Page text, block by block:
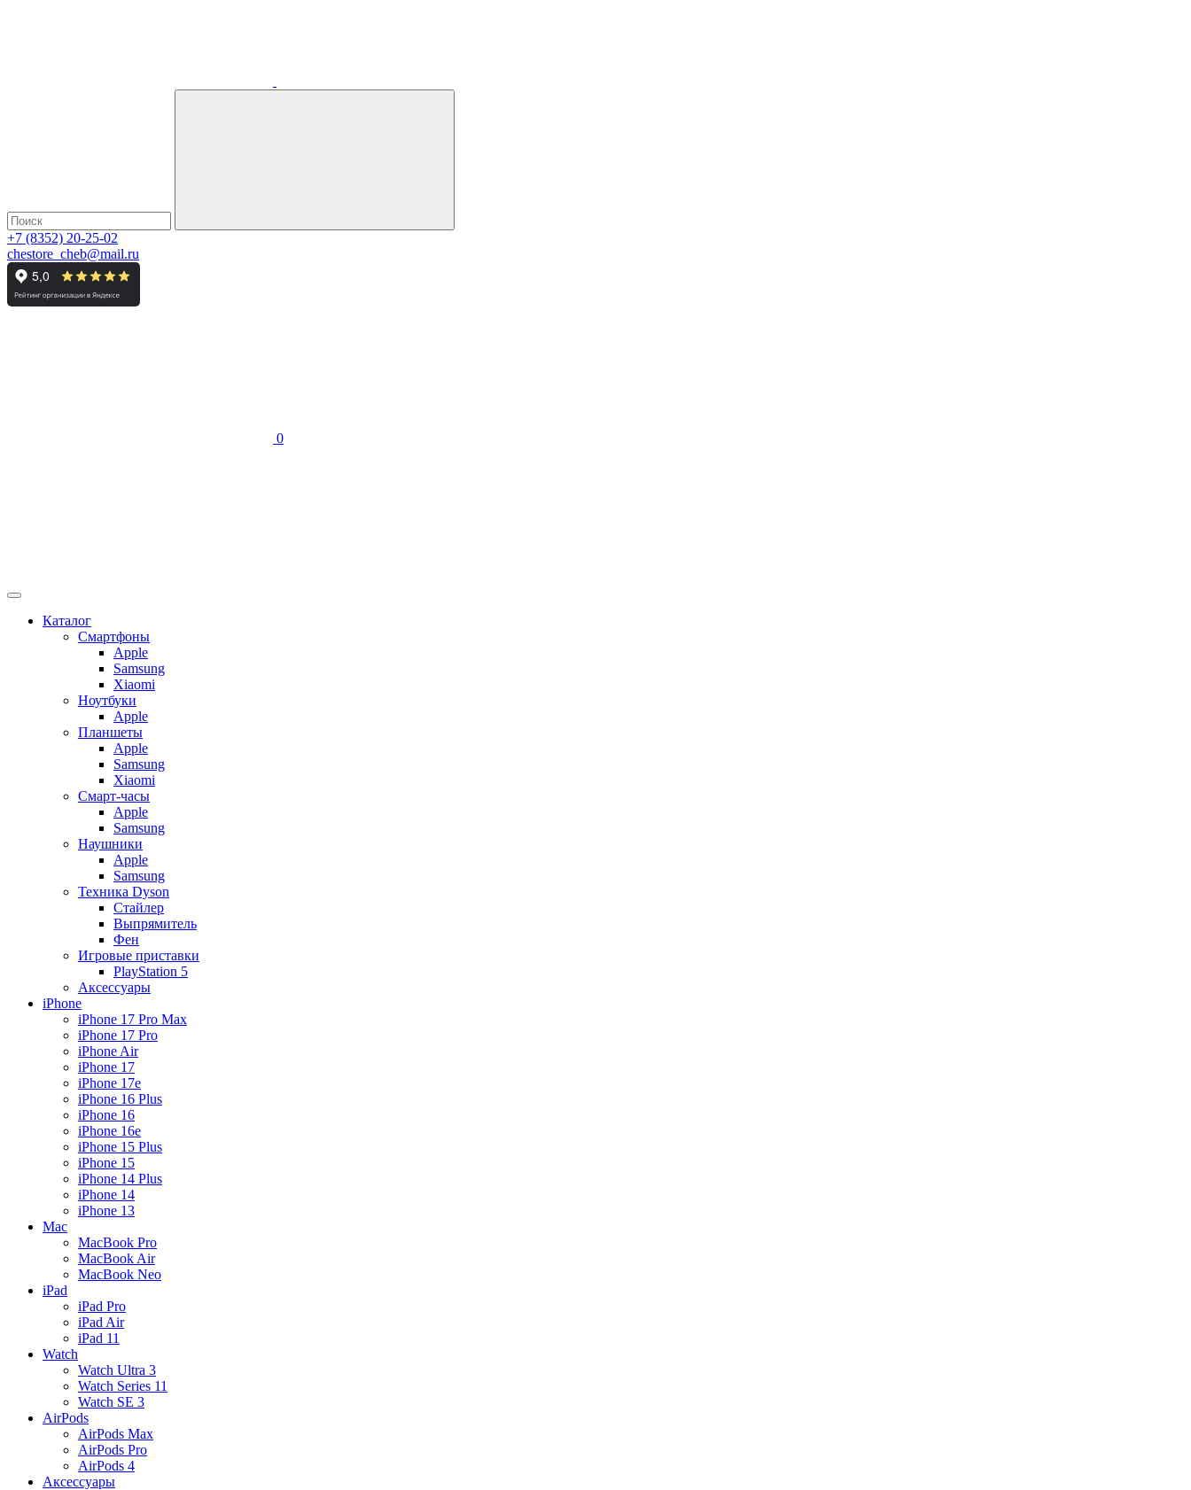
+7 (8352) 20-25-02
chestore_cheb@mail.ru
0
Каталог
Смартфоны
Apple
Samsung
Xiaomi
Ноутбуки
Apple
Планшеты
Apple
Samsung
Xiaomi
Смарт-часы
Apple
Samsung
Наушники
Apple
Samsung
Техника Dyson
Стайлер
Выпрямитель
Фен
Игровые приставки
PlayStation 5
Аксессуары
iPhone
iPhone 17 Pro Max
iPhone 17 Pro
iPhone Air
iPhone 17
iPhone 17e
iPhone 16 Plus
iPhone 16
iPhone 16e
iPhone 15 Plus
iPhone 15
iPhone 14 Plus
iPhone 14
iPhone 13
Mac
MacBook Pro
MacBook Air
MacBook Neo
iPad
iPad Pro
iPad Air
iPad 11
Watch
Watch Ultra 3
Watch Series 11
Watch SE 3
AirPods
AirPods Max
AirPods Pro
AirPods 4
Аксессуары